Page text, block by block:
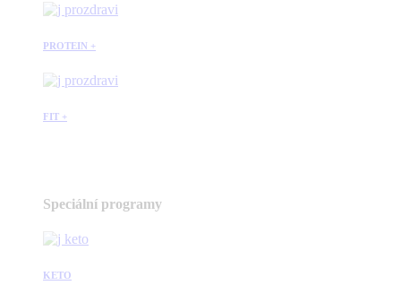
PROTEIN +
FIT +
Speciální programy
KETO